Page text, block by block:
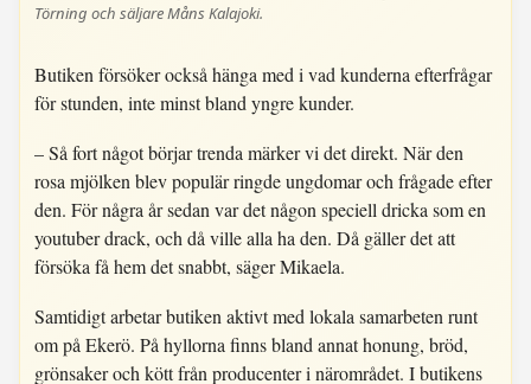
Törning och säljare Måns Kalajoki.
Butiken försöker också hänga med i vad kunderna efterfrågar
för stunden, inte minst bland yngre kunder.
– Så fort något börjar trenda märker vi det direkt. När den
rosa mjölken blev populär ringde ungdomar och frågade efter
den. För några år sedan var det någon speciell dricka som en
youtuber drack, och då ville alla ha den. Då gäller det att
försöka få hem det snabbt, säger Mikaela.
Samtidigt arbetar butiken aktivt med lokala samarbeten runt
om på Ekerö. På hyllorna finns bland annat honung, bröd,
grönsaker och kött från producenter i närområdet. I butikens